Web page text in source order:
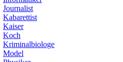
Journalist
Kabarettist
Kaiser
Koch
Kriminalbiologe
Model